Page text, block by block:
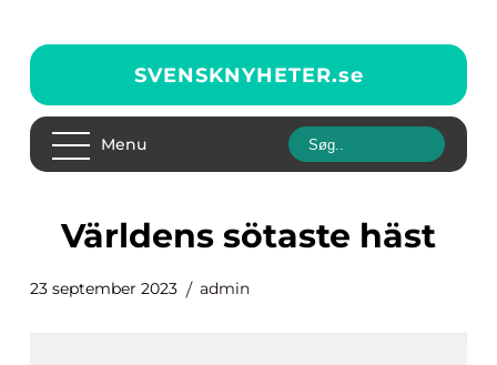
SVENSKNYHETER.se
Menu
världens sötaste häst
23 september 2023 admin